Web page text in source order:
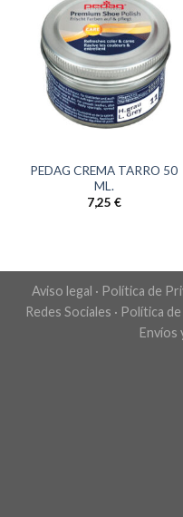
PEDAG CREMA TARRO 50
ML.
7,25 €
Aviso legal · Política de
Redes Sociales · Política
Envíos